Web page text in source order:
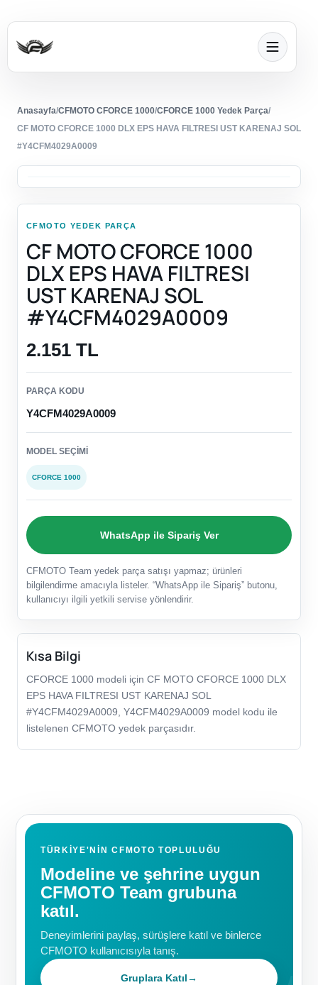
Anasayfa/CFMOTO CFORCE 1000/CFORCE 1000 Yedek Parça/
CF MOTO CFORCE 1000 DLX EPS HAVA FILTRESI UST KARENAJ SOL
#Y4CFM4029A0009
CFMOTO YEDEK PARÇA
CF MOTO CFORCE 1000
DLX EPS HAVA FILTRESI
UST KARENAJ SOL
#Y4CFM4029A0009
2.151 TL
PARÇA KODU
Y4CFM4029A0009
MODEL SEÇIMI
CFORCE 1000
WhatsApp ile Sipariş Ver
CFMOTO Team yedek parça satışı yapmaz; ürünleri
bilgilendirme amacıyla listeler. “WhatsApp ile Sipariş” butonu,
kullanıcıyı ilgili yetkili servise yönlendirir.
Kısa Bilgi
CFORCE 1000 modeli için CF MOTO CFORCE 1000 DLX
EPS HAVA FILTRESI UST KARENAJ SOL
#Y4CFM4029A0009, Y4CFM4029A0009 model kodu ile
listelenen CFMOTO yedek parçasıdır.
TÜRKIYE'NIN CFMOTO TOPLULUĞU
Modeline ve şehrine uygun
CFMOTO Team grubuna
katıl.
Deneyimlerini paylaş, sürüşlere katıl ve binlerce
CFMOTO kullanıcısıyla tanış.
Gruplara Katıl→